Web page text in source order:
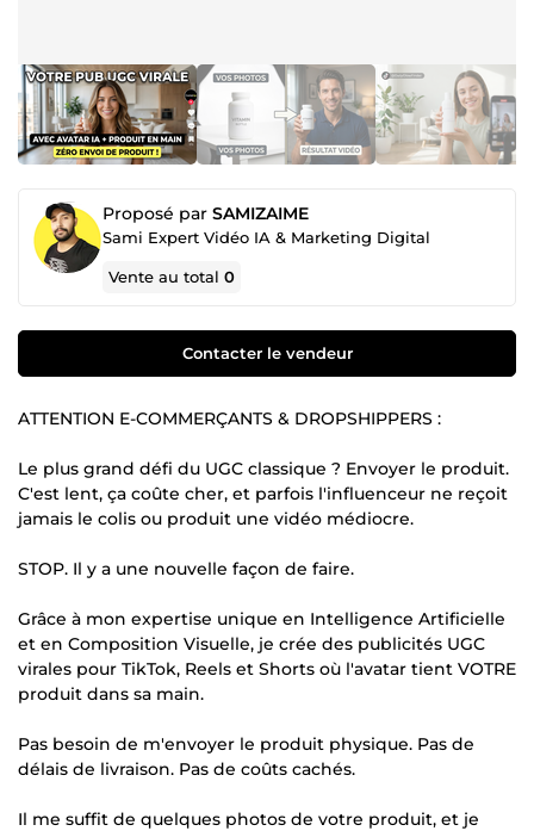
Proposé par SAMIZAIME
Sami Expert Vidéo IA & Marketing Digital
Vente au total0
Contacter le vendeur
ATTENTION E-COMMERÇANTS & DROPSHIPPERS :
Le plus grand défi du UGC classique ? Envoyer le produit.
C'est lent, ça coûte cher, et parfois l'influenceur ne reçoit
jamais le colis ou produit une vidéo médiocre.
STOP. Il y a une nouvelle façon de faire.
Grâce à mon expertise unique en Intelligence Artificielle
et en Composition Visuelle, je crée des publicités UGC
virales pour TikTok, Reels et Shorts où l'avatar tient VOTRE
produit dans sa main.
Pas besoin de m'envoyer le produit physique. Pas de
délais de livraison. Pas de coûts cachés.
Il me suffit de quelques photos de votre produit, et je